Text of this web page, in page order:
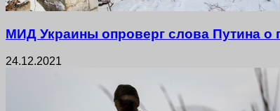
МИД Украины опроверг слова Путина о
24.12.2021